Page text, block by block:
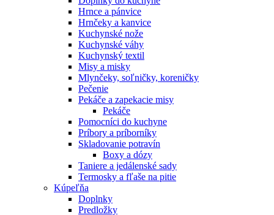
Hrnce a pánvice
Hrnčeky a kanvice
Kuchynské nože
Kuchynské váhy
Kuchynský textil
Misy a misky
Mlynčeky, soľničky, koreničky
Pečenie
Pekáče a zapekacie misy
Pekáče
Pomocníci do kuchyne
Príbory a príborníky
Skladovanie potravín
Boxy a dózy
Taniere a jedálenské sady
Termosky a fľaše na pitie
Kúpeľňa
Doplnky
Predložky